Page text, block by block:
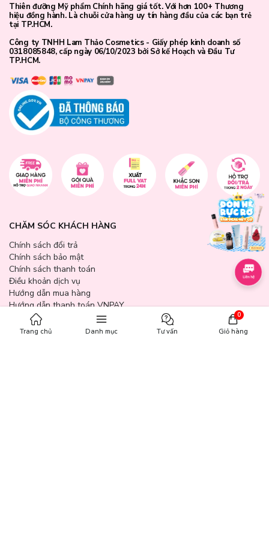
Thiên đưỡng Mỹ phẩm Chính hãng giá tốt. Với hơn 100+ Thương
hiệu đồng hành. Là chuỗi cửa hàng uy tín hàng đầu của các bạn trẻ
tại TP.HCM.
Công ty TNHH Lam Thảo Cosmetics - Giấy phép kinh doanh số
0318085848, cấp ngày 06/10/2023 bởi Sở kế Hoạch và Đầu Tư
TP.HCM.
CHĂM SÓC KHÁCH HÀNG
Chính sách đổi trả
Chính sách bảo mật
Chính sách thanh toán
Điều khoản dịch vụ
Hướng dẫn mua hàng
Hướng dẫn thanh toán VNPAY
Hóa Đơn GTGT
GIỜ MỞ CỬA
Trang chủ Danh mục Tư vấn
0
Giỏ hàng